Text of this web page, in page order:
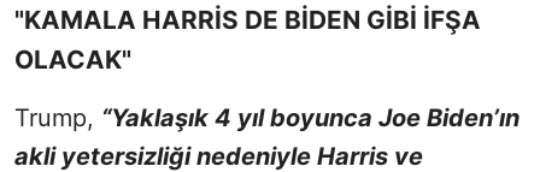
"KAMALA HARRİS DE BİDEN GİBİ İFŞA
OLACAK"
Trump, “Yaklaşık 4 yıl boyunca Joe Biden’ın
akli yetersizliği nedeniyle Harris ve